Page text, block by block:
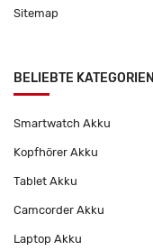
Sitemap
BELIEBTE KATEGORIEN
Smartwatch Akku
Kopfhörer Akku
Tablet Akku
Camcorder Akku
Laptop Akku